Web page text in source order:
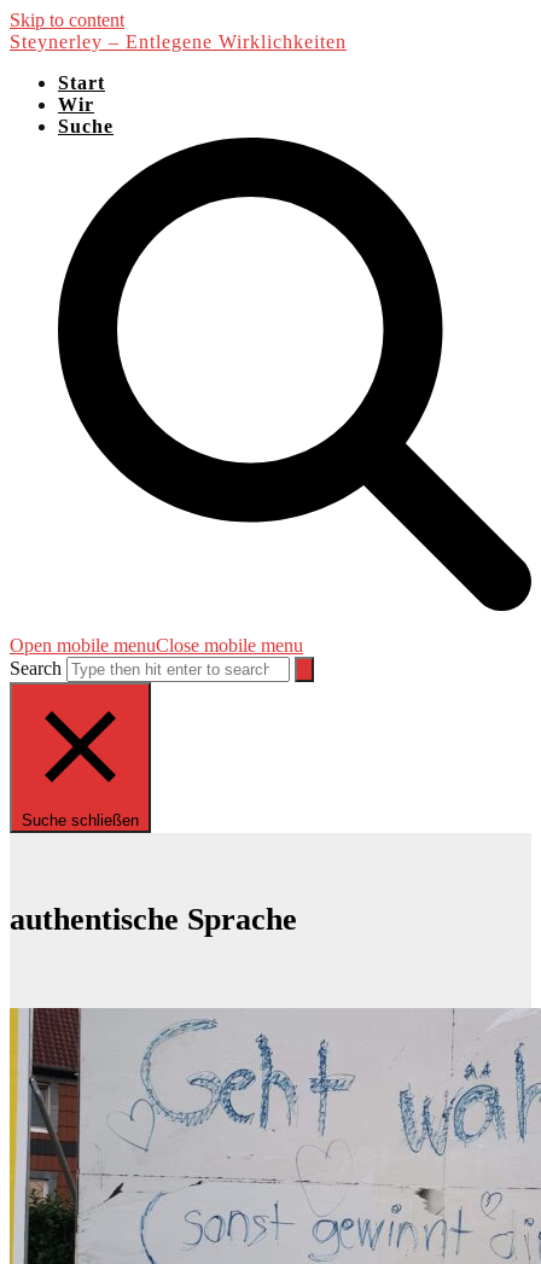
Skip to content
Steynerley – Entlegene Wirklichkeiten
Start
Wir
Suche
Open mobile menuClose mobile menu
Search
Suche schließen
authentische Sprache